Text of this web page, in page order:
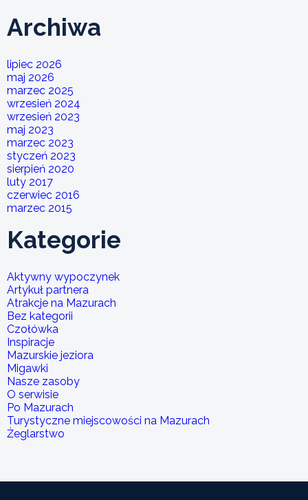
Archiwa
lipiec 2026
maj 2026
marzec 2025
wrzesień 2024
wrzesień 2023
maj 2023
marzec 2023
styczeń 2023
sierpień 2020
luty 2017
czerwiec 2016
marzec 2015
Kategorie
Aktywny wypoczynek
Artykuł partnera
Atrakcje na Mazurach
Bez kategorii
Czołówka
Inspiracje
Mazurskie jeziora
Migawki
Nasze zasoby
O serwisie
Po Mazurach
Turystyczne miejscowości na Mazurach
Żeglarstwo